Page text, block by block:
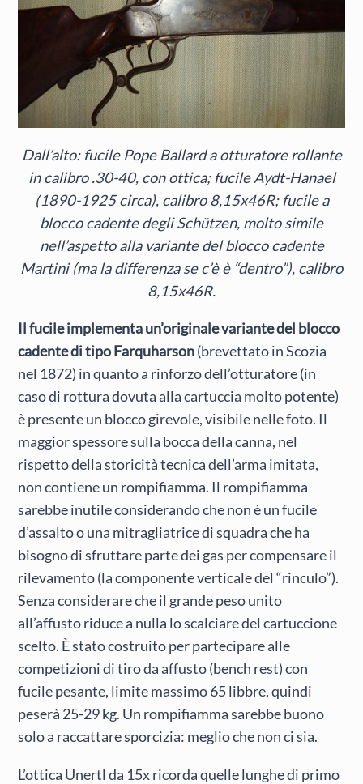
Dall’alto: fucile Pope Ballard a otturatore rollante
in calibro .30-40, con ottica; fucile Aydt-Hanael
(1890-1925 circa), calibro 8,15x46R; fucile a
blocco cadente degli Schützen, molto simile
nell’aspetto alla variante del blocco cadente
Martini (ma la differenza se c’è è “dentro”), calibro
8,15x46R.
Il fucile implementa un’originale variante del blocco
cadente di tipo Farquharson(brevettato in Scozia
nel 1872) in quanto a rinforzo dell’otturatore (in
caso di rottura dovuta alla cartuccia molto potente)
è presente un blocco girevole, visibile nelle foto. Il
maggior spessore sulla bocca della canna, nel
rispetto della storicità tecnica dell’arma imitata,
non contiene un rompifiamma. Il rompifiamma
sarebbe inutile considerando che non è un fucile
d’assalto o una mitragliatrice di squadra che ha
bisogno di sfruttare parte dei gas per compensare il
rilevamento (la componente verticale del “rinculo”).
Senza considerare che il grande peso unito
all’affusto riduce a nulla lo scalciare del cartuccione
scelto. È stato costruito per partecipare alle
competizioni di tiro da affusto (bench rest) con
fucile pesante, limite massimo 65 libbre, quindi
peserà 25-29 kg. Un rompifiamma sarebbe buono
solo a raccattare sporcizia: meglio che non ci sia.
L’ottica Unertl da 15x ricorda quelle lunghe di primo